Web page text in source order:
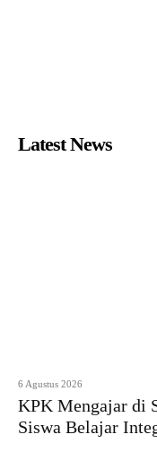
Latest News
6 Agustus 2026
KPK Mengajar di
Siswa Belajar